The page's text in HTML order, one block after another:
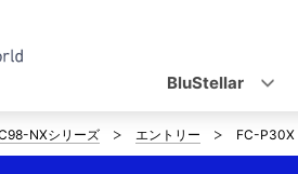
ゲ
ー
BluStellar
NXシリーズ エントリー FC-P30X